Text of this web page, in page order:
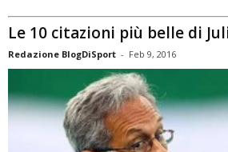
Le 10 citazioni più belle di
Redazione BlogDiSport - Feb 9, 2016